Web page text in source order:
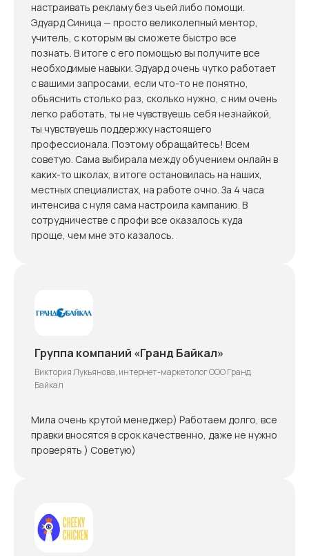
настраивать рекламу без чьей либо помощи.
Эдуард Синица — просто великолепный ментор,
учитель, с которым вы сможете быстро все
познать. В итоге с его помощью вы получите все
необходимые навыки. Эдуард очень чутко работает
с вашими запросами, если что-то не понятно,
объяснить столько раз, сколько нужно, с ним очень
легко работать, ты не чувствуешь себя незнайкой,
ты чувствуешь поддержку настоящего
профессионала. Поэтому обращайтесь! Всем
советую. Сама выбирала между обучением онлайн в
каких-то школах, в итоге остановилась на наших,
местных специалистах, на работе очно. За 4 часа
интенсива с нуля сама настроила кампанию. В
сотрудничестве с профи все оказалось куда
проще, чем мне это казалось.
Группа компаний «Гранд Байкал»
Виктория Лукьянова, интернет-маркетолог ООО Гранд
Байкал
Мила очень крутой менеджер) Работаем долго, все
правки вносятся в срок качественно, даже не нужно
проверять ) Советую)